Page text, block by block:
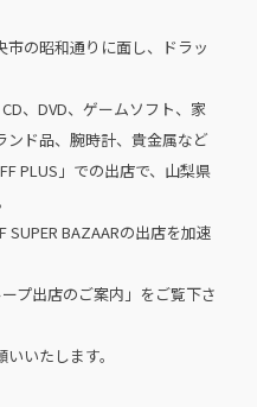
の昭和通りに面し、ドラッ
、DVD、ゲームソフト、家
ンド品、腕時計、貴金属など
PLUS」での出店で、山梨県
SUPER BAZAARの出店を加速
プ出店のご案内」をご覧下さ
いたします。